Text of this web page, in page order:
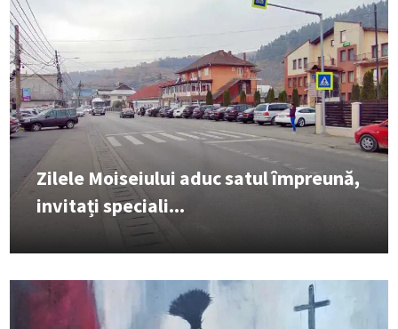
Zilele Moiseiului aduc satul împreună,
invitați speciali...